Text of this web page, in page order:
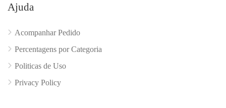
Ajuda
Acompanhar Pedido
Percentagens por Categoria
Politicas de Uso
Privacy Policy